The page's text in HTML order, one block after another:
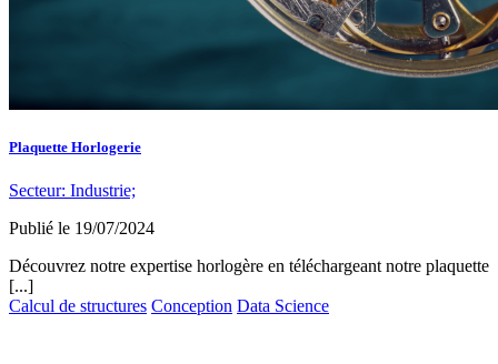
Plaquette Horlogerie
Secteur: Industrie;
Publié le 19/07/2024
Découvrez notre expertise horlogère en téléchargeant notre plaquette
[...]
Calcul de structures Conception Data Science